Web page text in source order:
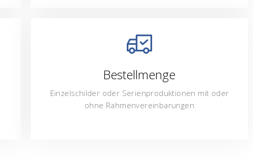
Bestellmenge
Einzelschilder oder Serienproduktionen mit oder
ohne Rahmenvereinbarungen